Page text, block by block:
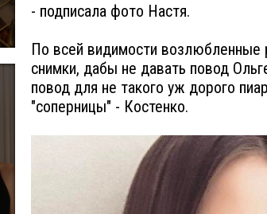
- подписала фото Настя.
По всей видимости возлюбленные
снимки, дабы не давать повод
повод для не такого уж дорого
"соперницы" - Костенко.